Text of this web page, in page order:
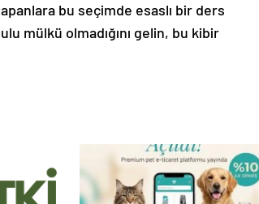
bu seçimde esaslı bir ders
mülkü olmadığını gelin, bu kibir